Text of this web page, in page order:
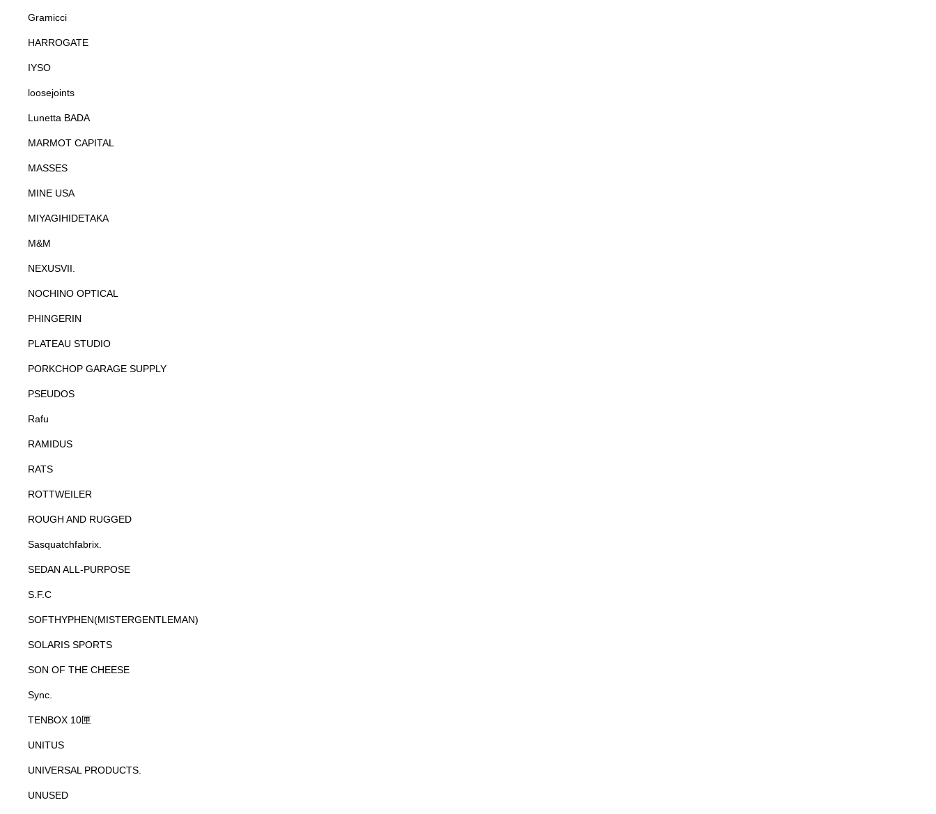
Gramicci
HARROGATE
IYSO
loosejoints
Lunetta BADA
MARMOT CAPITAL
MASSES
MINE USA
MIYAGIHIDETAKA
M&M
NEXUSVII.
NOCHINO OPTICAL
PHINGERIN
PLATEAU STUDIO
PORKCHOP GARAGE SUPPLY
PSEUDOS
Rafu
RAMIDUS
RATS
ROTTWEILER
ROUGH AND RUGGED
Sasquatchfabrix.
SEDAN ALL-PURPOSE
S.F.C
SOFTHYPHEN(MISTERGENTLEMAN)
SOLARIS SPORTS
SON OF THE CHEESE
Sync.
TENBOX 10匣
UNITUS
UNIVERSAL PRODUCTS.
UNUSED